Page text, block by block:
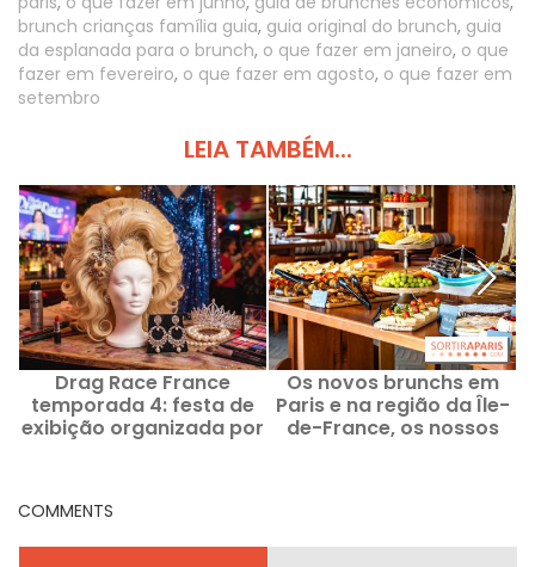
brunch crianças família guia, guia original do brunch, guia
da esplanada para o brunch, o que fazer em janeiro, o que
fazer em fevereiro, o que fazer em agosto, o que fazer em
setembro
LEIA TAMBÉM...
Drag Race France
temporada 4: festa de
exibição organizada por
Os novos brunchs em
Paris e na região da Île-
de-France, os nossos
COMMENTS